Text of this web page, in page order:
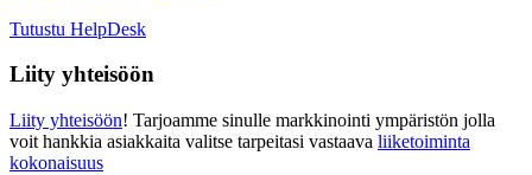
Tutustu HelpDesk
Liity yhteisöön
Liity yhteisöön! Tarjoamme sinulle markkinointi ympäristön jolla
voit hankkia asiakkaita valitse tarpeitasi vastaava liiketoiminta
kokonaisuus